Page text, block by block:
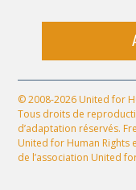
© 2008-2026 United for
Tous droits de
d’adaptation réservés.
United for Human Rights
de l’association United